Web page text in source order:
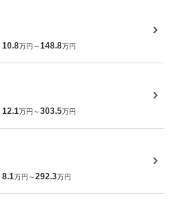
10.8万円～148.8万円
12.1万円～303.5万円
8.1万円～292.3万円